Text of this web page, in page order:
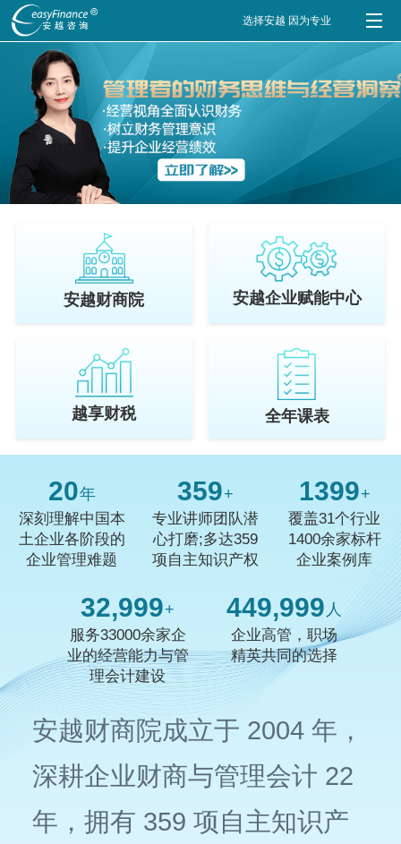
选择安越 因为专业
安越财商院 安越企业赋能中心
越享财税 全年课表
20年
深刻理解中国本
土企业各阶段的
企业管理难题
359+
专业讲师团队潜
心打磨;多达359
项自主知识产权
1400+
覆盖31个行业
1400余家标杆
企业案例库
33,000+
服务33000余家企
业的经营能力与管
理会计建设
450,000 人
企业高管，职场
精英共同的选择
安越财商院成立于 2004 年，
深耕企业财商与管理会计 22
年，拥有 359 项自主知识产